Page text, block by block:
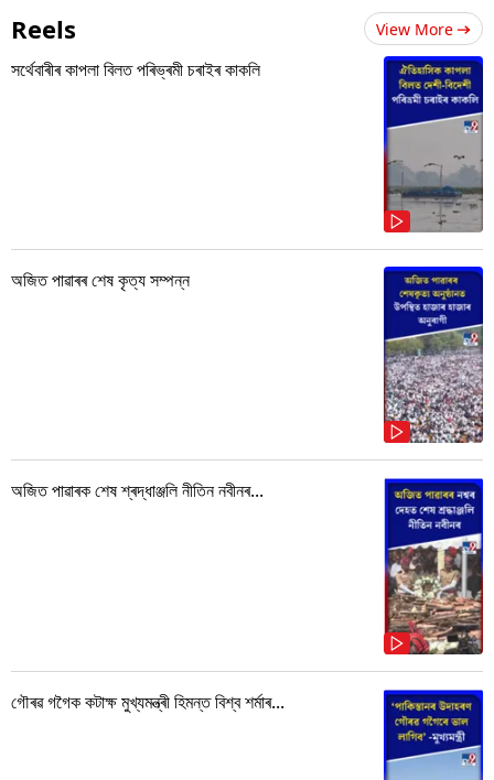
Reels View More
সৰ্থেবাৰীৰ কাপলা বিলত পৰিভ্ৰমী চৰাইৰ কাকলি
অজিত পাৱাৰৰ শেষ কৃত্য সম্পন্ন
অজিত পাৱাৰক শেষ শ্ৰদ্ধাঞ্জলি নীতিন নবীনৰ...
গৌৰৱ গগৈক কটাক্ষ মুখ্যমন্ত্ৰী হিমন্ত বিশ্ব শৰ্মাৰ...